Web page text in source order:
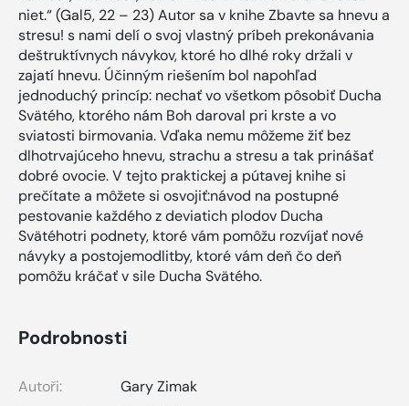
niet.“ (Gal5, 22 – 23) Autor sa v knihe Zbavte sa hnevu a
stresu! s nami delí o svoj vlastný príbeh prekonávania
deštruktívnych návykov, ktoré ho dlhé roky držali v
zajatí hnevu. Účinným riešením bol napohľad
jednoduchý princíp: nechať vo všetkom pôsobiť Ducha
Svätého, ktorého nám Boh daroval pri krste a vo
sviatosti birmovania. Vďaka nemu môžeme žiť bez
dlhotrvajúceho hnevu, strachu a stresu a tak prinášať
dobré ovocie. V tejto praktickej a pútavej knihe si
prečítate a môžete si osvojiť:návod na postupné
pestovanie každého z deviatich plodov Ducha
Svätéhotri podnety, ktoré vám pomôžu rozvíjať nové
návyky a postojemodlitby, ktoré vám deň čo deň
pomôžu kráčať v sile Ducha Svätého.
Podrobnosti
Autoři:
Gary Zimak